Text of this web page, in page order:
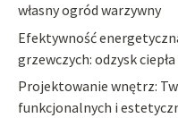
własny ogród warzywny
Efektywność
grzewczych: odzysk
Projektowanie wnętrz:
funkcjonalnych i